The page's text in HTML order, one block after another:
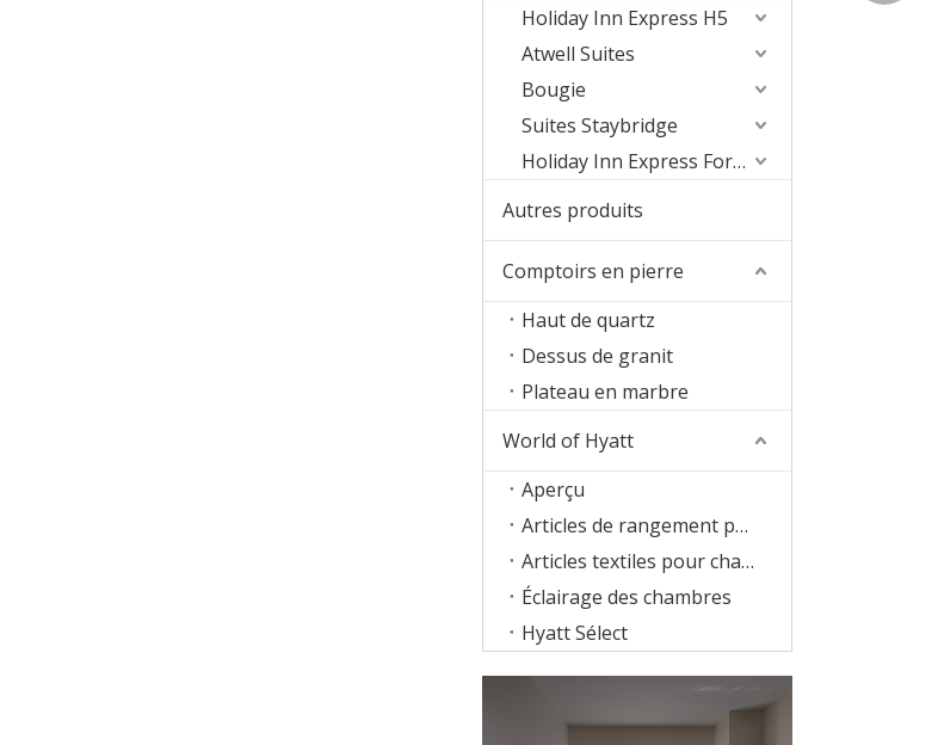
Holiday Inn Express H5
Atwell Suites
Bougie
Suites Staybridge
Holiday Inn Express Formula Blue2.0
Autres produits
Comptoirs en pierre
Haut de quartz
Dessus de granit
Plateau en marbre
World of Hyatt
Aperçu
Articles de rangement pour chambres d'hôtes
Articles textiles pour chambres d'hôtes
Éclairage des chambres
Hyatt Sélect